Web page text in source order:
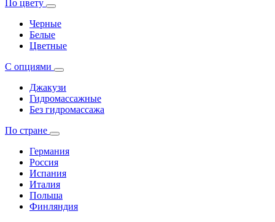
По цвету
Черные
Белые
Цветные
С опциями
Джакузи
Гидромассажные
Без гидромассажа
По стране
Германия
Россия
Испания
Италия
Польша
Финляндия